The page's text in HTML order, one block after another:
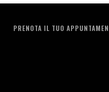
PRENOTA IL TUO